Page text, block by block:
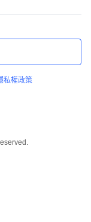
私權政策